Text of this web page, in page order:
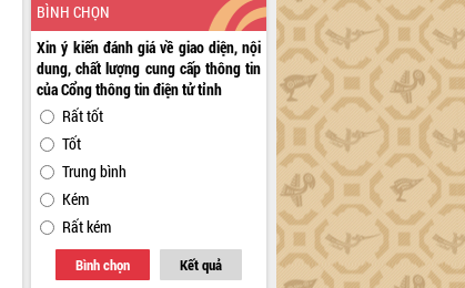
BÌNH CHỌN
Xin ý kiến đánh giá về giao diện, nội
dung, chất lượng cung cấp thông tin
của Cổng thông tin điện tử tỉnh
Rất tốt
Tốt
Trung bình
Kém
Rất kém
Bình chọn Kết quả